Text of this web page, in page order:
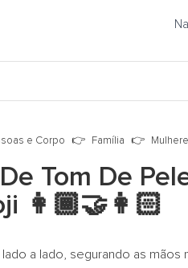
e Corpo Família
Tom De
👩🏾‍🤝‍👩🏻
a lado, segurando as